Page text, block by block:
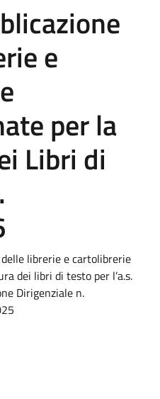
e
per la
Libri di
delle librerie e cartolibrerie
dei libri di testo per l’a.s.
Dirigenziale n.